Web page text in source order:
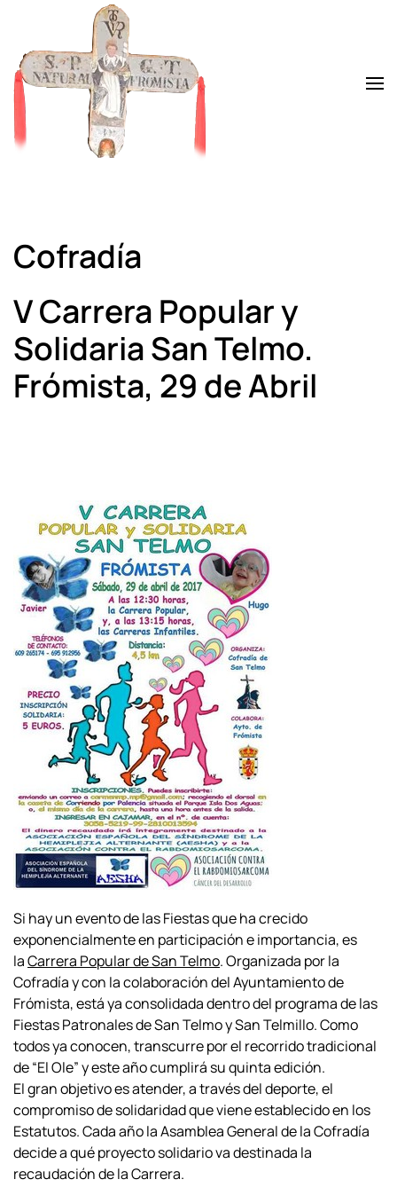
Skip to main content
Cofradía
V Carrera Popular y
Solidaria San Telmo.
Frómista, 29 de Abril
Si hay un evento de las Fiestas que ha crecido
exponencialmente en participación e importancia, es
laCarrera Popular de San Telmo.Organizada por la
Cofradía y con lacolaboración del Ayuntamiento de
Frómista,está ya consolidada dentro del programa de las
Fiestas Patronales de San Telmo y San Telmillo. Como
todos ya conocen, transcurre por el recorrido tradicional
de “El Ole” y este año cumplirá su quinta edición.
El gran objetivo es atender, a través del deporte,el
compromiso de solidaridad que viene establecido en los
Estatutos. Cada año la Asamblea General de la Cofradía
decide a qué proyecto solidario va destinada la
recaudación de la Carrera.